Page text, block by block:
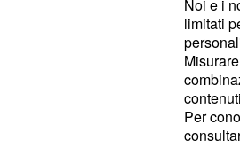
Su Rai 2,
del film
Natale a
puntata del
condotto da
Noi e i
limitati
Per